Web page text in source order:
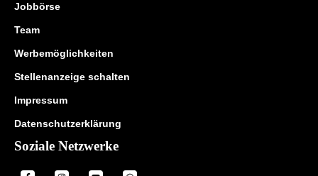
Jobbörse
Team
Werbemöglichkeiten
Stellenanzeige schalten
Impressum
Datenschutzerklärung
Soziale Netzwerke